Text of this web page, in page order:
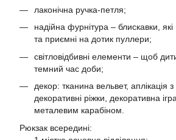
лаконічна ручка-петля;
надійна фурнітура – блискавки,
та приємні на дотик пуллери;
світловідбивні елементи – щоб
темний час доби;
декор: тканина вельвет, аплікація
декоративні ріжки, декоративна
металевим карабіном.
Рюкзак всередині: